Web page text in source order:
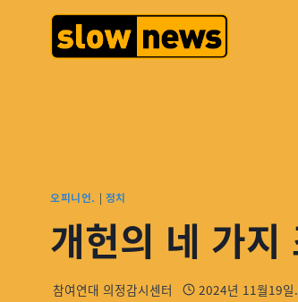
오피니언. | 정치
개헌의 네 가지
참여연대 의정감시센터 2024년 11월19일.